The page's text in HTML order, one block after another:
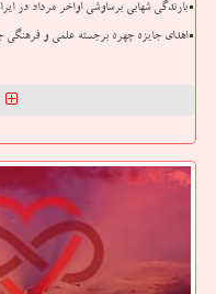
بارندگی شهابی برساوشی اواخر مرداد در
اهدای جایزه چهره برجسته علمی و فرهنگی